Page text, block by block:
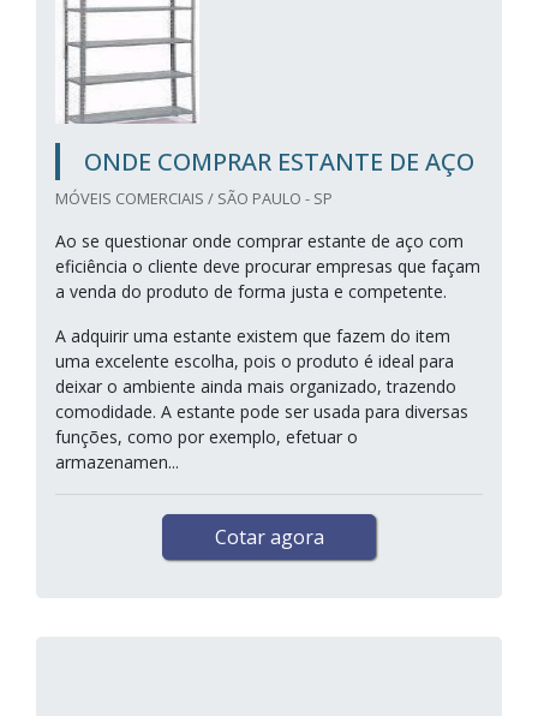
ONDE COMPRAR ESTANTE DE AÇO
MÓVEIS COMERCIAIS / SÃO PAULO - SP
Ao se questionar onde comprar estante de aço com
eficiência o cliente deve procurar empresas que façam
a venda do produto de forma justa e competente.
A adquirir uma estante existem que fazem do item
uma excelente escolha, pois o produto é ideal para
deixar o ambiente ainda mais organizado, trazendo
comodidade. A estante pode ser usada para diversas
funções, como por exemplo, efetuar o
armazenamen...
Cotar agora